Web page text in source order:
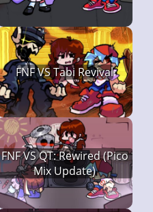
FNF VS Tabi Revival
FNF VS QT: Rewired (Pico
Mix Update)